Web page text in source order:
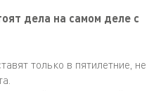
дела на самом деле с
только в пятилетние, не